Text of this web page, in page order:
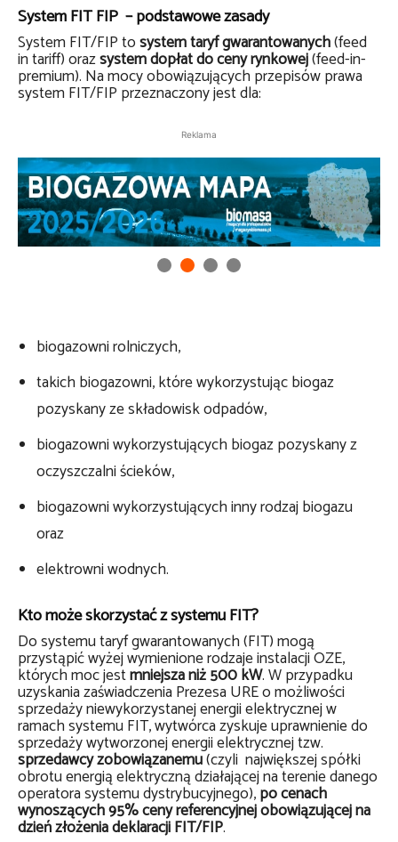
System FIT FIP – podstawowe zasady
System FIT/FIP tosystem taryf gwarantowanych(feed
in tariff) orazsystem dopłat do ceny rynkowej(feed-in-
premium). Na mocy obowiązujących przepisów prawa
system FIT/FIP przeznaczony jest dla:
Reklama
biogazowni rolniczych,
takich biogazowni, które wykorzystując biogaz
pozyskany ze składowisk odpadów,
biogazowni wykorzystujących biogaz pozyskany z
oczyszczalni ścieków,
biogazowni wykorzystujących inny rodzaj biogazu
oraz
elektrowni wodnych.
Kto może skorzystać z systemu FIT?
Do systemu taryf gwarantowanych (FIT) mogą
przystąpić wyżej wymienione rodzaje instalacji OZE,
których moc jestmniejsza niż 500 kW. W przypadku
uzyskania zaświadczenia Prezesa URE o możliwości
sprzedaży niewykorzystanej energii elektrycznej w
ramach systemu FIT, wytwórca zyskuje uprawnienie do
sprzedaży wytworzonej energii elektrycznej tzw.
sprzedawcy zobowiązanemu(czyli największej spółki
obrotu energią elektryczną działającej na terenie danego
operatora systemu dystrybucyjnego),po cenach
wynoszących 95% ceny referencyjnej obowiązującej na
dzień złożenia deklaracji FIT/FIP.